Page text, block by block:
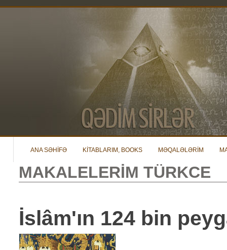
ANA SƏHİFƏ KİTABLARIM, BOOKS MƏQALƏLƏRİM
MAKALELERİM TÜRKCE
İslâm'ın 124 bin